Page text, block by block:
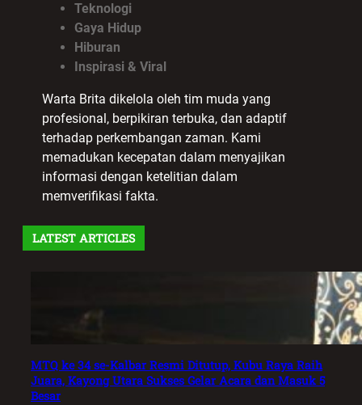
Teknologi
Gaya Hidup
Hiburan
Inspirasi & Viral
Warta Brita dikelola oleh tim muda yang
profesional, berpikiran terbuka, dan adaptif
terhadap perkembangan zaman. Kami
memadukan kecepatan dalam menyajikan
informasi dengan ketelitian dalam
memverifikasi fakta.
LATEST ARTICLES
MTQ ke 34 se-Kalbar Resmi Ditutup, Kubu Raya Raih
Juara, Kayong Utara Sukses Gelar Acara dan Masuk 5
Besar